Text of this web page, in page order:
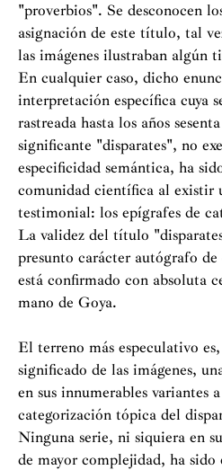
"proverbios". Se desconocen
asignación de este título, tal
las imágenes ilustraban algún
En cualquier caso, dicho
interpretación específica cuya
rastreada hasta los años
significante "disparates", no
especificidad semántica, ha
comunidad científica al existir
testimonial: los epígrafes de
La validez del título
presunto carácter autógrafo de
está confirmado con absoluta
mano de Goya.
El terreno más especulativo
significado de las imágenes,
en sus innumerables variantes
categorización tópica del
Ninguna serie, ni siquiera en
de mayor complejidad, ha sido